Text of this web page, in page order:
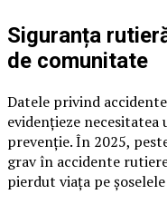
Siguranța
de comunitate
Datele privind
evidențieze
prevenție. În 2025,
grav în accidente
pierdut viața pe